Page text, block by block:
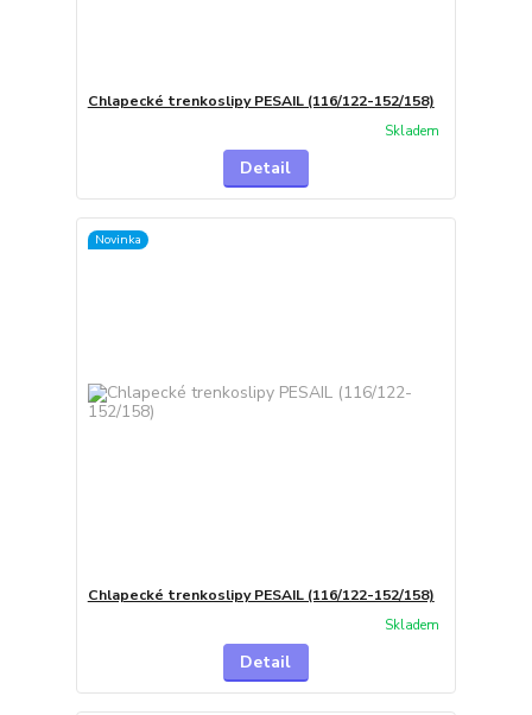
Chlapecké trenkoslipy PESAIL (116/122-152/158)
Skladem
Detail
Novinka
Chlapecké trenkoslipy PESAIL (116/122-152/158)
Skladem
Detail